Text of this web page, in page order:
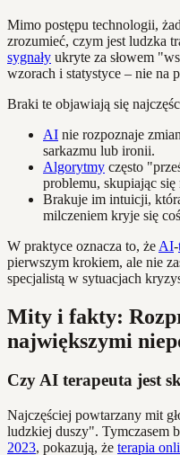
Mimo postępu technologii,
zrozumieć, czym jest ludzka
sygnały ukryte za słowem
wzorach i statystyce – nie na
Braki te objawiają się
AI nie rozpoznaje
sarkazmu lub ironii.
Algorytmy często
problemu, skupiając
Brakuje im intuicji,
milczeniem kryje się
W praktyce oznacza to, że AI-
pierwszym krokiem, ale nie
specjalistą w sytuacjach
Mity i fakty:
największymi
Czy AI terapeuta jest
Najczęściej powtarzany mit
ludzkiej duszy". Tymczasem
2023, pokazują, że terapia